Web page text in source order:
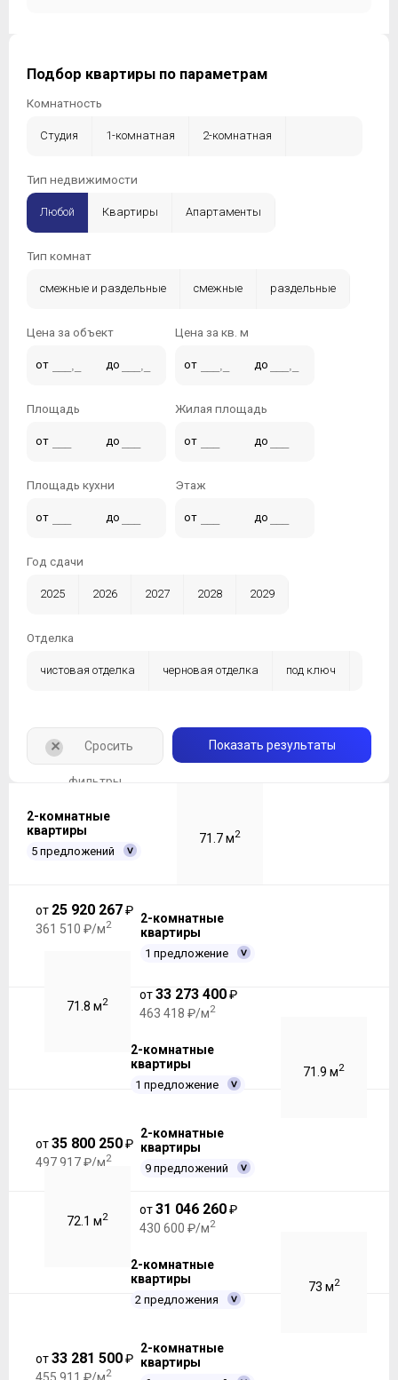
Подбор квартиры по параметрам
Комнатность
Студия 1-комнатная 2-комнатная
3-комнатная
Тип недвижимости
Любой Квартиры Апартаменты
Тип комнат
смежные и раздельные смежные раздельные
Цена за объект
от до
Цена за кв. м
от до
Площадь
от до
Жилая площадь
от до
Площадь кухни
от до
Этаж
от до
Год сдачи
2025 2026 2027 2028 2029
Отделка
чистовая отделка черновая отделка под ключ
Показать результаты
+ Сросить
фильтры
2-комнатные
квартиры
5 предложений
71.7 м2
от 25 920 267₽
361 510 ₽/м2
2-комнатные
квартиры
1 предложение
71.8 м2
от33 273 400₽
463 418 ₽/м2
2-комнатные
квартиры
1 предложение
71.9 м2
от35 800 250₽
497 917 ₽/м2
2-комнатные
квартиры
9 предложений
72.1 м2
от31 046 260₽
430 600 ₽/м2
2-комнатные
квартиры
2 предложения
73 м2
от33 281 500₽
455 911 ₽/м2
2-комнатные
квартиры